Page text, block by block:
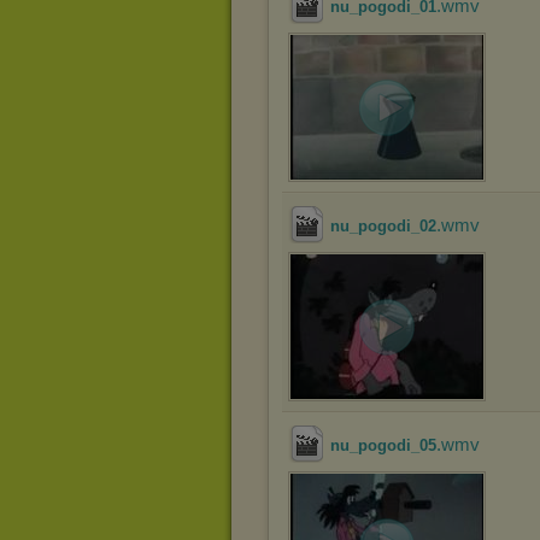
nu_pogodi_01.wmv
nu_pogodi_02.wmv
nu_pogodi_05.wmv